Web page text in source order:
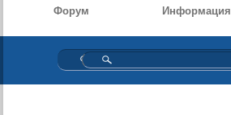
Форум Информация